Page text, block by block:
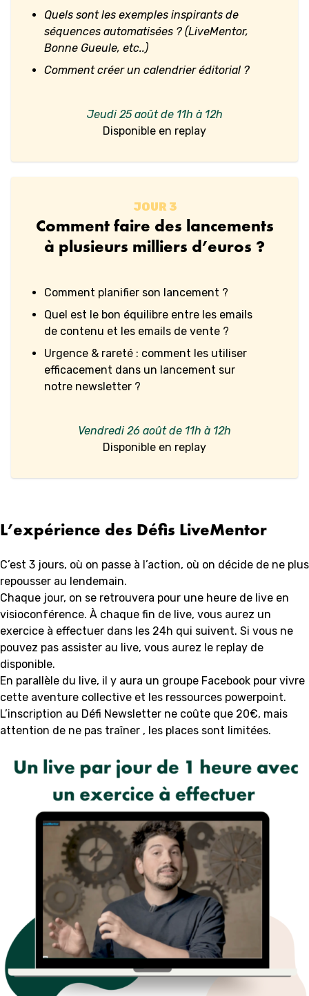
Quels sont les exemples inspirants de
séquences automatisées ? (LiveMentor,
Bonne Gueule, etc..)
Comment créer un calendrier éditorial ?
Jeudi 25 août de 11h à 12h
Disponible en replay
JOUR 3
Comment faire des lancements
à plusieurs milliers d’euros ?
Comment planifier son lancement ?
Quel est le bon équilibre entre les emails
de contenu et les emails de vente ?
Urgence & rareté : comment les utiliser
efficacement dans un lancement sur
notre newsletter ?
Vendredi 26 aoûtde 11h à 12h
Disponible en replay
L’expérience des Défis LiveMentor
C’est 3 jours, où on passe à l’action, où on décide de ne plus
repousser au lendemain.
Chaque jour, on se retrouvera pour une heure de live en
visioconférence. À chaque fin de live, vous aurez un
exercice à effectuer dans les 24h qui suivent. Si vous ne
pouvez pas assister au live, vous aurez le replay de
disponible.
En parallèle du live, il y aura un groupe Facebook pour vivre
cette aventure collective et les ressources powerpoint.
L’inscription au Défi Newsletter ne coûte que 20€, mais
attention de ne pas traîner , les places sont limitées.